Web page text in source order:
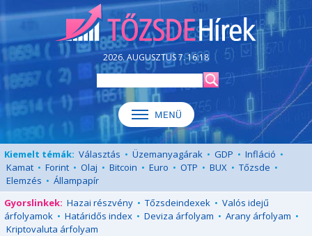
2026. AUGUSZTUS 7. 16:18
Kiemelt témák: Választás • Üzemanyagárak • GDP • Infláció •
Kamat • Forint • Olaj • Bitcoin • Euro • OTP • BUX • Tőzsde •
Elemzés • Állampapír
Gyorslinkek: Hazai részvény • Tőzsdeindexek • Valós idejű
árfolyamok • Határidős index • Deviza árfolyam • Arany árfolyam •
Kriptovaluta árfolyam